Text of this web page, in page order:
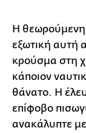
Η θεωρούμενη
εξωτική αυτή
κρούσμα στη
κάποιον
θάνατο. Η
επίφοβο
ανακάλυπτε